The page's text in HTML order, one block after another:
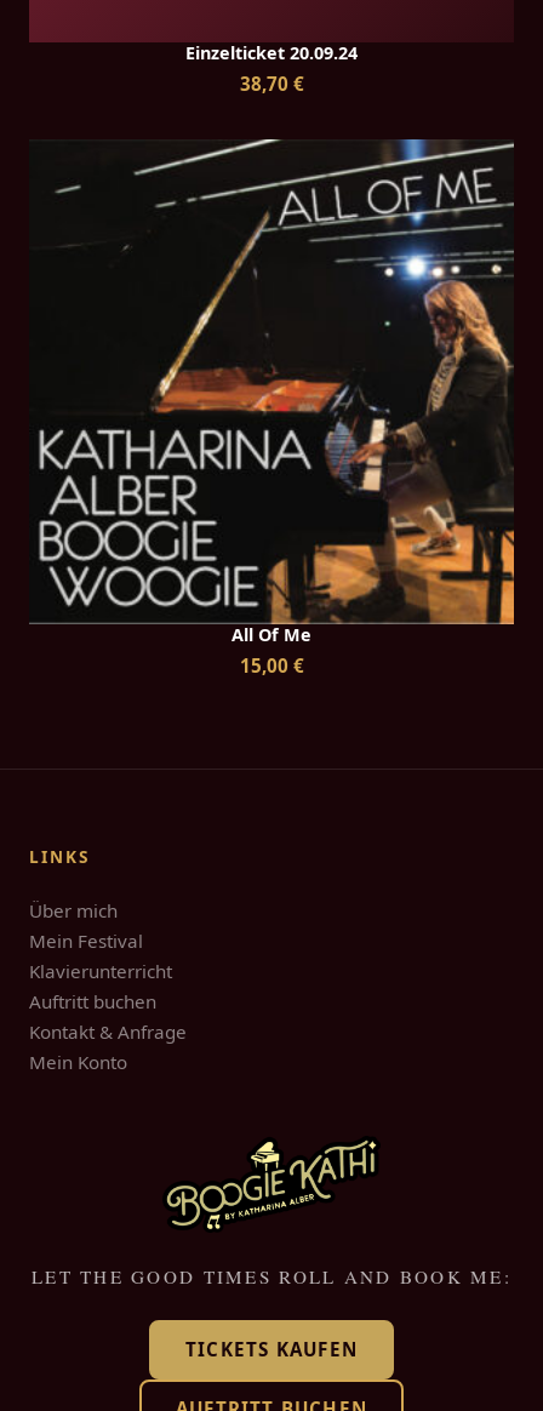
Einzelticket 20.09.24
38,70 €
All Of Me
15,00 €
LINKS
Über mich
Mein Festival
Klavierunterricht
Auftritt buchen
Kontakt & Anfrage
Mein Konto
LET THE GOOD TIMES ROLL AND BOOK ME:
TICKETS KAUFEN